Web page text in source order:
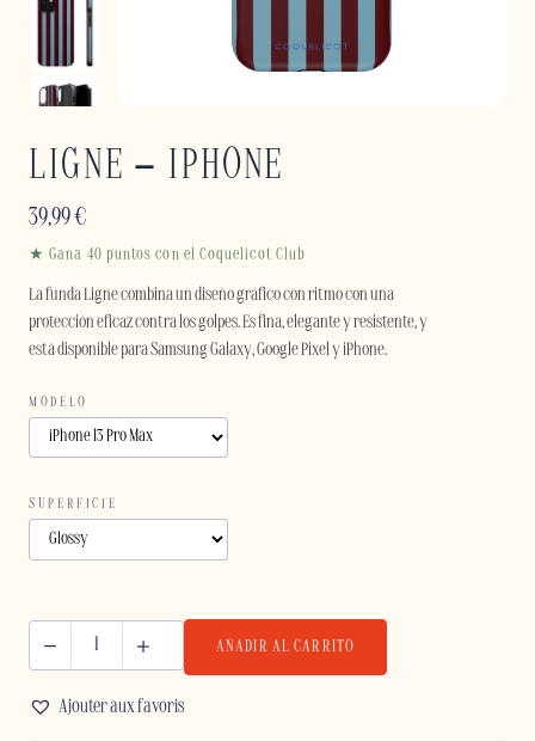
LIGNE – IPHONE
39,99€
★ Gana 40 puntos con el Coquelicot Club
La funda Ligne combina un diseño gráfico con ritmo con una
protección eficaz contra los golpes. Es fina, elegante y resistente, y
está disponible para Samsung Galaxy, Google Pixel y iPhone.
MODELO
SUPERFICIE
IPHONE
AÑADIR AL CARRITO
Ajouter aux favoris